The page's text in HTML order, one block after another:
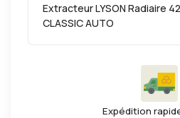
Extracteur LYSON Radiaire
CLASSIC AUTO
Expédition